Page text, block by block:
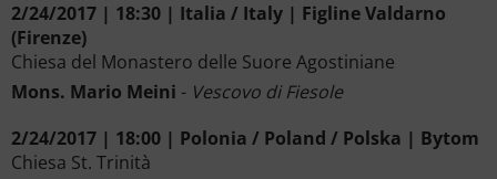
2/24/2017 | 18:30 | Italia / Italy | Figline Valdarno
(Firenze)
Chiesa del Monastero delle Suore Agostiniane
Mons. Mario Meini - Vescovo di Fiesole
2/24/2017 | 18:00 | Polonia / Poland / Polska | Bytom
Chiesa St. Trinità